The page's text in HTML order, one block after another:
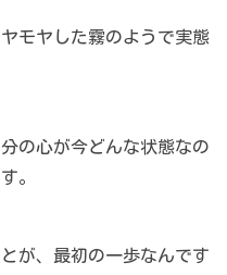
モヤした霧のようで実態
の心が今どんな状態なの
。
が、最初の一歩なんです